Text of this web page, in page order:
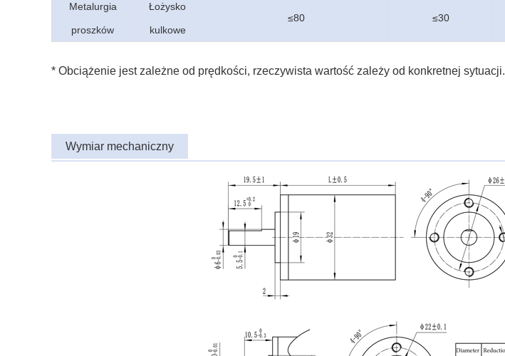
Metalurgia
proszków
Łożysko
kulkowe
≤80 ≤30
* Obciążenie jest zależne od prędkości, rzeczywista wartość zależy od konkretnej sytuacji.
Wymiar mechaniczny